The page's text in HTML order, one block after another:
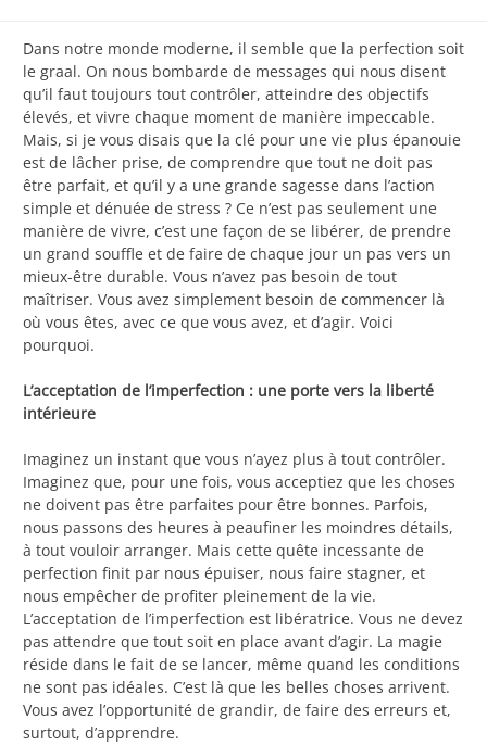
Dans notre monde moderne, il semble que la perfection soit
le graal. On nous bombarde de messages qui nous disent
qu’il faut toujours tout contrôler, atteindre des objectifs
élevés, et vivre chaque moment de manière impeccable.
Mais, si je vous disais que la clé pour une vie plus épanouie
est de lâcher prise, de comprendre que tout ne doit pas
être parfait, et qu’il y a une grande sagesse dans l’action
simple et dénuée de stress ? Ce n’est pas seulement une
manière de vivre, c’est une façon de se libérer, de prendre
un grand souffle et de faire de chaque jour un pas vers un
mieux-être durable. Vous n’avez pas besoin de tout
maîtriser. Vous avez simplement besoin de commencer là
où vous êtes, avec ce que vous avez, et d’agir. Voici
pourquoi.
L’acceptation de l’imperfection : une porte vers la liberté
intérieure
Imaginez un instant que vous n’ayez plus à tout contrôler.
Imaginez que, pour une fois, vous acceptiez que les choses
ne doivent pas être parfaites pour être bonnes. Parfois,
nous passons des heures à peaufiner les moindres détails,
à tout vouloir arranger. Mais cette quête incessante de
perfection finit par nous épuiser, nous faire stagner, et
nous empêcher de profiter pleinement de la vie.
L’acceptation de l’imperfection est libératrice. Vous ne devez
pas attendre que tout soit en place avant d’agir. La magie
réside dans le fait de se lancer, même quand les conditions
ne sont pas idéales. C’est là que les belles choses arrivent.
Vous avez l’opportunité de grandir, de faire des erreurs et,
surtout, d’apprendre.